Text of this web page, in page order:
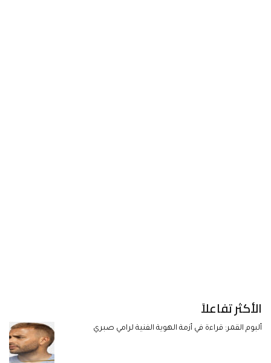
الأكثر تفاعلاً
ألبوم القمر: قراءة في أزمة الهوية الفنية لرامي صبري